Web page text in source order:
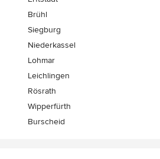
Brühl
Siegburg
Niederkassel
Lohmar
Leichlingen
Rösrath
Wipperfürth
Burscheid